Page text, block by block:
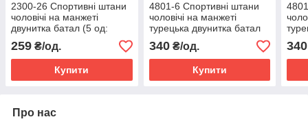
2300-26 Спортивні штани
чоловічі на манжеті
двунитка батал (5 од:
50,52,54,56,58)
259 ₴/од.
Купити
4801-6 Спортивні штани
чоловічі на манжеті
турецька двунитка батал
(5 од: 50,52,54,56,58)
340₴/од.
Купити
(5
340
Про нас